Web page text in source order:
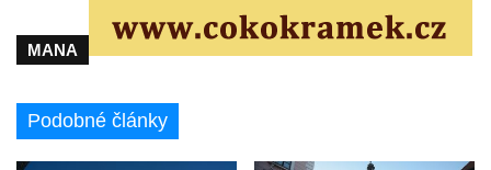
Kostel svatého Bartoloměje ve Velkém
Kaple Anděla Strážce na Valdeku
Hřbitovní kaple v Lipové
MANA
Podobné články